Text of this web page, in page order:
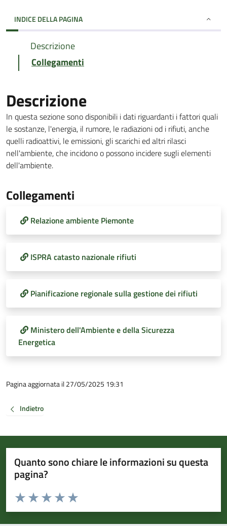
INDICE DELLA PAGINA
Descrizione
Collegamenti
Descrizione
In questa sezione sono disponibili i dati riguardanti i fattori quali
le sostanze, l'energia, il rumore, le radiazioni od i rifiuti, anche
quelli radioattivi, le emissioni, gli scarichi ed altri rilasci
nell'ambiente, che incidono o possono incidere sugli elementi
dell'ambiente.
Collegamenti
Relazione ambiente Piemonte
ISPRA catasto nazionale rifiuti
Pianificazione regionale sulla gestione dei rifiuti
Ministero dell'Ambiente e della Sicurezza
Energetica
Pagina aggiornata il 27/05/2025 19:31
Indietro
Quanto sono chiare le informazioni su questa
pagina?
Valuta da 1 a 5 stelle la pagina
Valuta 5 stelle su 5
Valuta 4 stelle su 5
Valuta 3 stelle su 5
Valuta 2 stelle su 5
Valuta 1 stelle su 5